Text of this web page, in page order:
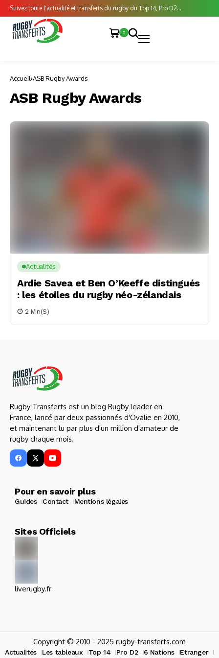
Suivez toute l'actualité et transferts du rugby du Top 14, Pro D2...
0
Accueil ASB Rugby Awards
ASB Rugby Awards
Actualités
Ardie Savea et Ben O’Keeffe distingués
: les étoiles du rugby néo-zélandais
2 Min(s)
Rugby Transferts est un blog Rugby leader en
France, lancé par deux passionnés d'Ovalie en 2010,
et maintenant lu par plus d'un million d'amateur de
rugby chaque mois.
Pour en savoir plus
Guides Contact Mentions légales
Sites Officiels
liverugby.fr
Copyright © 2010 - 2025 rugby-transferts.com
Actualités Les tableaux Top 14 Pro D2 6 Nations Etranger